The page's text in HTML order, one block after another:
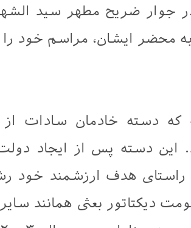
جوار ضریح مطهر سید
محضر ایشان، مراسم خود را
دسته خادمان سادات از
هدف ارزشمند خود
دیکتاتور بعثی همانند